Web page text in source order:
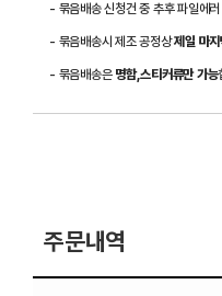
- 묶음배송 신청건 중 추후 파일에
- 묶음배송시 제조 공정상제일 마
- 묶음배송은 명함,스티커류만 가능